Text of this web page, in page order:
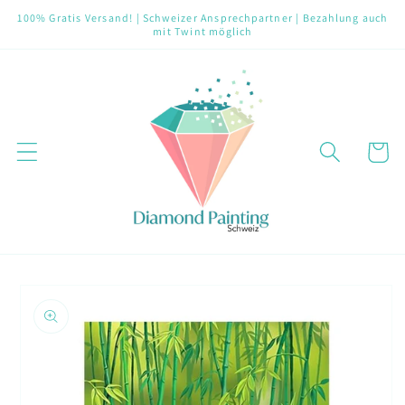
zum
100% Gratis Versand! | Schweizer Ansprechpartner | Bezahlung auch
mit Twint möglich